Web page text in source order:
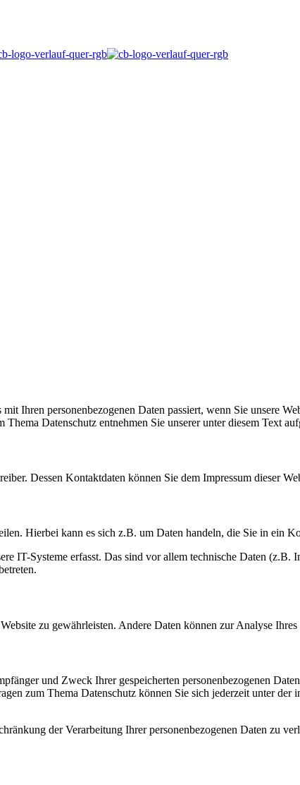
Ihren personenbezogenen Daten passiert, wenn Sie unsere
Datenschutz entnehmen Sie unserer unter diesem Text
Dessen Kontaktdaten können Sie dem Impressum dieser
Hierbei kann es sich z.B. um Daten handeln, die Sie in ein
IT-Systeme erfasst. Das sind vor allem technische Daten
zu gewährleisten. Andere Daten können zur Analyse
und Zweck Ihrer gespeicherten personenbezogenen
zum Thema Datenschutz können Sie sich jederzeit unter der
der Verarbeitung Ihrer personenbezogenen Daten zu